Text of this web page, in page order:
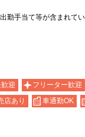
勤手当て等が含まれてい
迎 フリーター歓迎
店あり 車通勤OK